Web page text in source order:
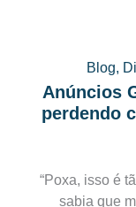
Blog,
Anúncios
perdendo
“Poxa, isso é
sabia que